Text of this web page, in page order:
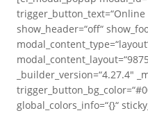
trigger_button_text=“Online
show_header=“off“
_builder_version=“4.27.4″
global_colors_info=“{}“